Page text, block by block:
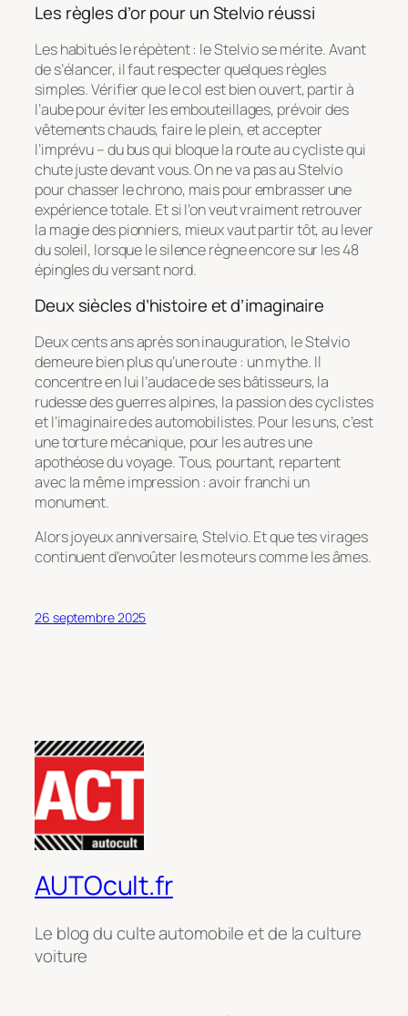
Les règles d’or pour un Stelvio réussi
Les habitués le répètent : le Stelvio se mérite. Avant
de s’élancer, il faut respecter quelques règles
simples. Vérifier que le col est bien ouvert, partir à
l’aube pour éviter les embouteillages, prévoir des
vêtements chauds, faire le plein, et accepter
l’imprévu – du bus qui bloque la route au cycliste qui
chute juste devant vous. On ne va pas au Stelvio
pour chasser le chrono, mais pour embrasser une
expérience totale. Et si l’on veut vraiment retrouver
la magie des pionniers, mieux vaut partir tôt, au lever
du soleil, lorsque le silence règne encore sur les 48
épingles du versant nord.
Deux siècles d’histoire et d’imaginaire
Deux cents ans après son inauguration, le Stelvio
demeure bien plus qu’une route : un mythe. Il
concentre en lui l’audace de ses bâtisseurs, la
rudesse des guerres alpines, la passion des cyclistes
et l’imaginaire des automobilistes. Pour les uns, c’est
une torture mécanique, pour les autres une
apothéose du voyage. Tous, pourtant, repartent
avec la même impression : avoir franchi un
monument.
Alors joyeux anniversaire, Stelvio. Et que tes virages
continuent d’envoûter les moteurs comme les âmes.
26 septembre 2025
AUTOcult.fr
Le blog du culte automobile et de la culture
voiture